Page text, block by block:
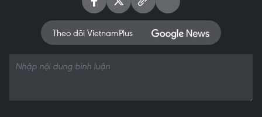
Theo dõi VietnamPlus